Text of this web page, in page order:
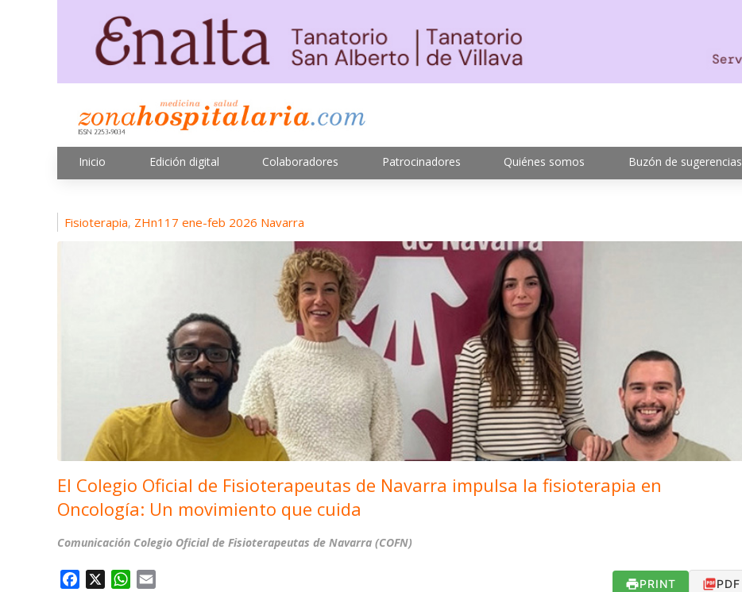
Inicio Edición digital Colaboradores Patrocinadores Quiénes somos Buzón de sugerencias
Fisioterapia, ZHn117 ene-feb 2026 Navarra
El Colegio Oficial de Fisioterapeutas de Navarra impulsa la fisioterapia en
Oncología: Un movimiento que cuida
Comunicación Colegio Oficial de Fisioterapeutas de Navarra (COFN)
W
PRINT PDF